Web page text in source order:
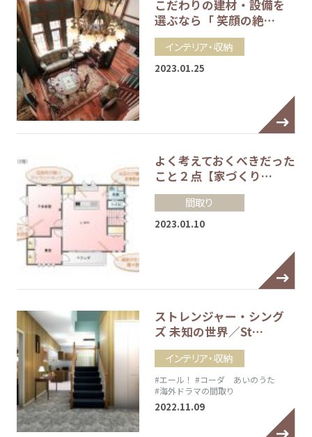
こだわりの建材・設備を
選ぶなら「 笑顔の絶…
インテリア・収納
2023.01.25
よく考えておくべきだった
こと２点【家づくり…
間取り
2023.01.10
ストレンジャー・シング
ズ 未知の世界／St…
インテリア・収納
#エール！ #コーダ あいのうた
#海外ドラマの間取り
2022.11.09